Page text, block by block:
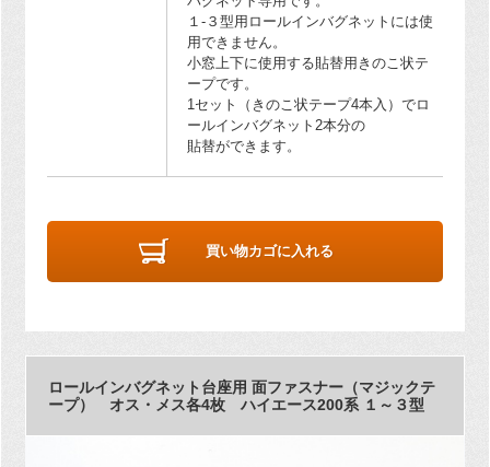
１-３型用ロールインバグネットには使
用できません。
小窓上下に使用する貼替用きのこ状テ
ープです。
1セット（きのこ状テープ4本入）でロ
ールインバグネット2本分の
貼替ができます。
買い物カゴに入れる
ロールインバグネット台座用 面ファスナー（マジックテ
ープ） オス・メス各4枚 ハイエース200系 １～３型